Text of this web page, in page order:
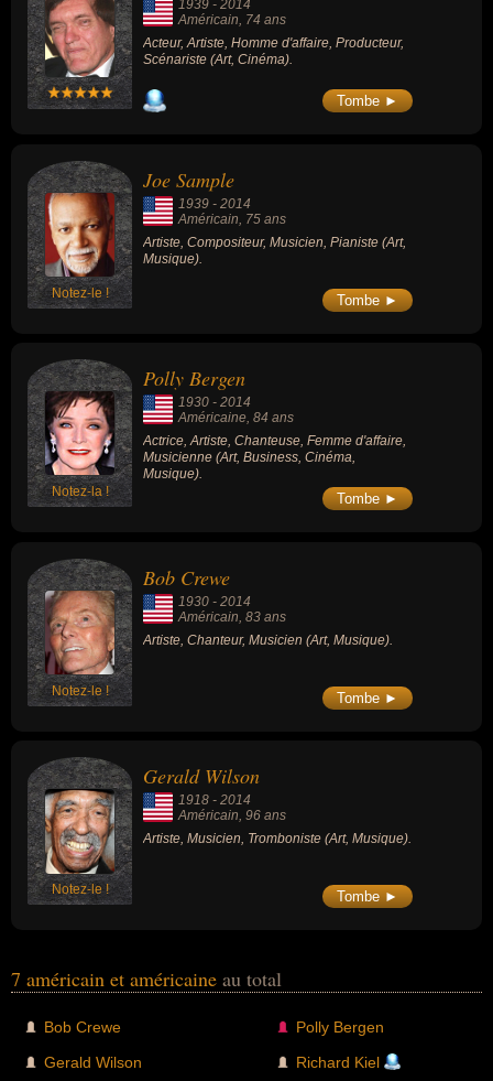
1939 - 2014
Américain, 74 ans
Acteur, Artiste, Homme d'affaire, Producteur,
Scénariste (Art, Cinéma).
Tombe ►
Notez-le !
Joe Sample
1939 - 2014
Américain , 75 ans
Artiste, Compositeur, Musicien, Pianiste (Art,
Musique).
Tombe ►
Notez-la !
Polly Bergen
1930 - 2014
Américaine, 84 ans
Actrice, Artiste, Chanteuse, Femme d'affaire,
Musicienne (Art, Business, Cinéma,
Musique).
Tombe ►
Notez-le !
Bob Crewe
1930 - 2014
Américain , 83 ans
Artiste, Chanteur, Musicien (Art, Musique).
Tombe ►
Notez-le !
Gerald Wilson
1918 - 2014
Américain, 96 ans
Artiste, Musicien, Tromboniste (Art, Musique).
Tombe ►
7 américain et américaine au total
Bob Crewe
Gerald Wilson
Polly Bergen
Richard Kiel